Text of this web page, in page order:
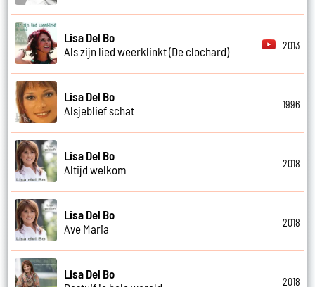
Lisa Del Bo
Als zijn lied weerklinkt (De clochard)
2013
Lisa Del Bo
Alsjeblief schat
1996
Lisa Del Bo
Altijd welkom
2018
Lisa Del Bo
Ave Maria
2018
Lisa Del Bo
2018